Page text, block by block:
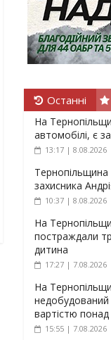
Останні
На
автомобілі, є
13:17 | 8.08.2026
захисника
10:37 | 8.08.2026
На
постраждали
дитина
17:27 | 7.08.2026
На
вартістю
15:55 | 7.08.2026